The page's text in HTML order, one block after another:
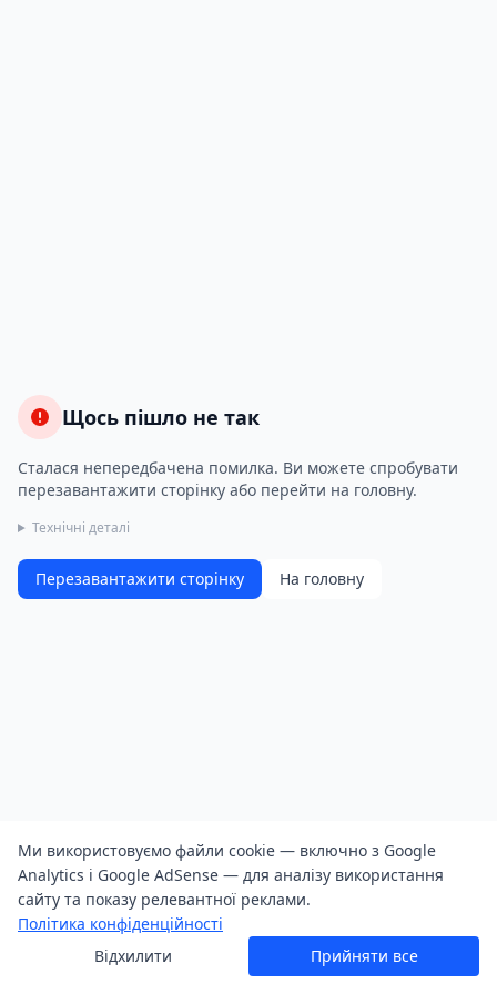
Щось пішло не так
Сталася непередбачена помилка. Ви можете спробувати
перезавантажити сторінку або перейти на головну.
Технічні деталі
Перезавантажити сторінку На головну
Ми використовуємо файли cookie — включно з Google
Analytics і Google AdSense — для аналізу використання
сайту та показу релевантної реклами.
Політика конфіденційності
Відхилити
Прийняти все